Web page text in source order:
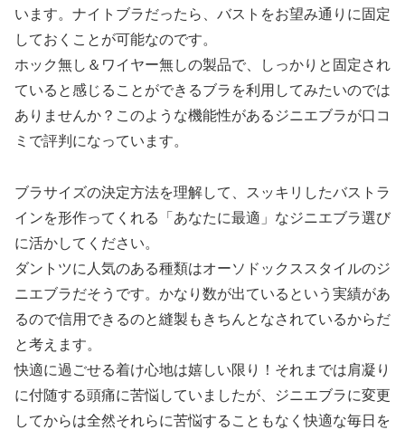
います。ナイトブラだったら、バストをお望み通りに固定
しておくことが可能なのです。
ホック無し＆ワイヤー無しの製品で、しっかりと固定され
ていると感じることができるブラを利用してみたいのでは
ありませんか？このような機能性があるジニエブラが口コ
ミで評判になっています。
ブラサイズの決定方法を理解して、スッキリしたバストラ
インを形作ってくれる「あなたに最適」なジニエブラ選び
に活かしてください。
ダントツに人気のある種類はオーソドックススタイルのジ
ニエブラだそうです。かなり数が出ているという実績があ
るので信用できるのと縫製もきちんとなされているからだ
と考えます。
快適に過ごせる着け心地は嬉しい限り！それまでは肩凝り
に付随する頭痛に苦悩していましたが、ジニエブラに変更
してからは全然それらに苦悩することもなく快適な毎日を